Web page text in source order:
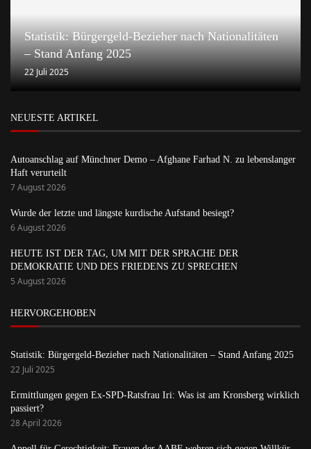
Statistik: Bürgergeld-Bezieher nach Nationalitäten
– Stand Anfang 2025
22 Juli 2025
NEUESTE ARTIKEL
Autoanschlag auf Münchner Demo – Afghane Farhad N. zu lebenslanger
Haft verurteilt
7 August 2026
Wurde der letzte und längste kurdische Aufstand besiegt?
6 August 2026
HEUTE IST DER TAG, UM MIT DER SPRACHE DER
DEMOKRATIE UND DES FRIEDENS ZU SPRECHEN
5 August 2026
HERVORGEHOBEN
Statistik: Bürgergeld-Bezieher nach Nationalitäten – Stand Anfang 2025
22 Juli 2025
Ermittlungen gegen Ex-SPD-Ratsfrau Iri: Was ist am Kronsberg wirklich
passiert?
28 April 2026